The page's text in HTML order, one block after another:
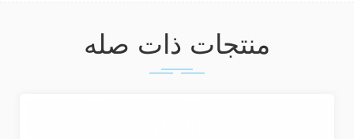
منتجات ذات صله